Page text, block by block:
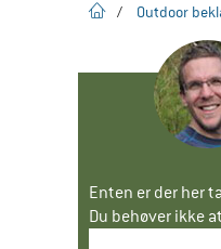
Hjemmeside
/ Outdoor
Enten er der her
Du behøver ikke